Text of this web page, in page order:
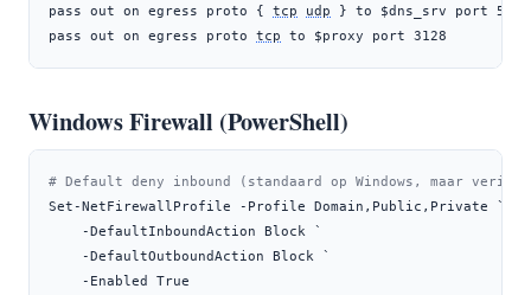
pass out on egress proto { tcp udp } to $dns_srv port 53
pass out on egress proto tcp to $proxy port 3128
Windows Firewall (PowerShell)
# Default deny inbound (standaard op Windows, maar
Set-NetFirewallProfile
- Profile Domain , Public , Private `
- DefaultInboundAction Block `
- DefaultOutboundAction Block `
- Enabled True